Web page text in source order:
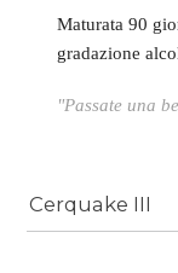
Maturata 90
gradazione
"Passate una
Cerquake III